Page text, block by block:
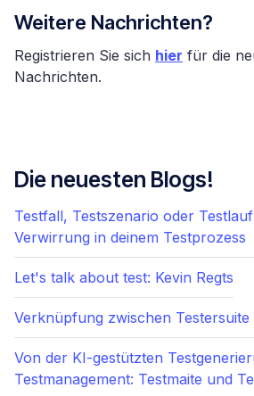
Weitere Nachrichten?
Registrieren Sie sich hier für die
Nachrichten.
Die neuesten Blogs!
Testfall, Testszenario oder
Verwirrung in deinem Testprozess
Let's talk about test: Kevin Regts
Verknüpfung zwischen Testersuite
Von der KI-gestützten
Testmanagement: Testmaite und